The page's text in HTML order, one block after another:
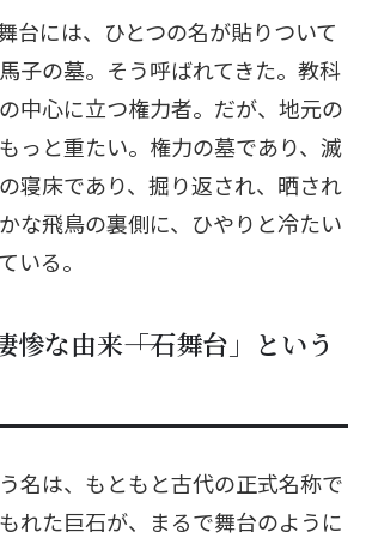
台には、ひとつの名が貼りついて
子の墓。そう呼ばれてきた。教科
中心に立つ権力者。だが、地元の
っと重たい。権力の墓であり、滅
寝床であり、掘り返され、晒され
な飛鳥の裏側に、ひやりと冷たい
いる。
な由来――「石舞台」という
名は、もともと古代の正式名称で
れた巨石が、まるで舞台のように